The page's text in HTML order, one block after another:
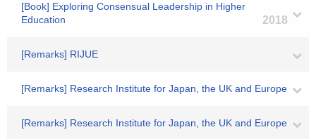
[Book] Exploring Consensual Leadership in Higher
Education
2018
[Remarks] RIJUE
[Remarks] Research Institute for Japan, the UK and Europe
[Remarks] Research Institute for Japan, the UK and Europe